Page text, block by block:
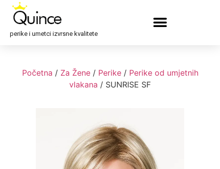
perike i umetci izvrsne kvalitete
Početna / Za Žene/ Perike/ Perike od umjetnih
vlakana / SUNRISE SF